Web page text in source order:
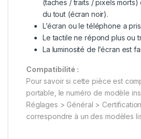
(taches / traits / pixels morts)
du tout (écran noir).
L’écran ou le téléphone a pris
Le tactile ne répond plus ou
La luminosité de l’écran est
Compatibilité :
Pour savoir si cette pièce est
portable, le numéro de modèle
Réglages > Général >
correspondre à un des modèles